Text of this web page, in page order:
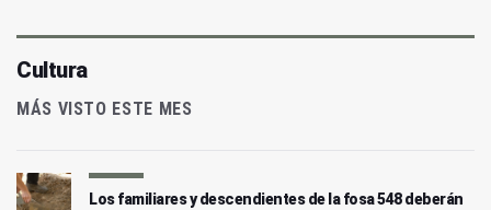
Cultura
MÁS VISTO ESTE MES
Los familiares y descendientes de la fosa 548 deberán